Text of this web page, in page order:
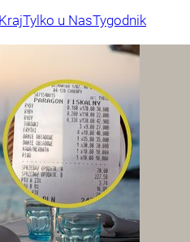
KrajTylko u NasTygodnik